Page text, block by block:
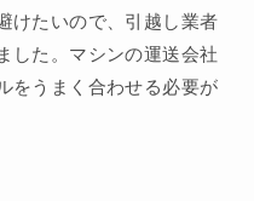
けたいので、引越し業者
した。マシンの運送会社
をうまく合わせる必要が